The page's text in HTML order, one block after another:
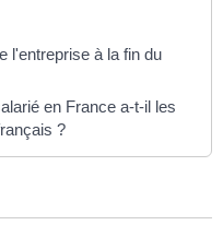
l'entreprise à la fin du
en France a-t-il les
?